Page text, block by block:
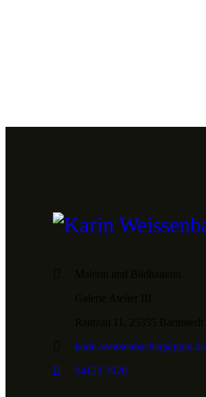
karin.weissenbacher@gmx.de
04123 3026